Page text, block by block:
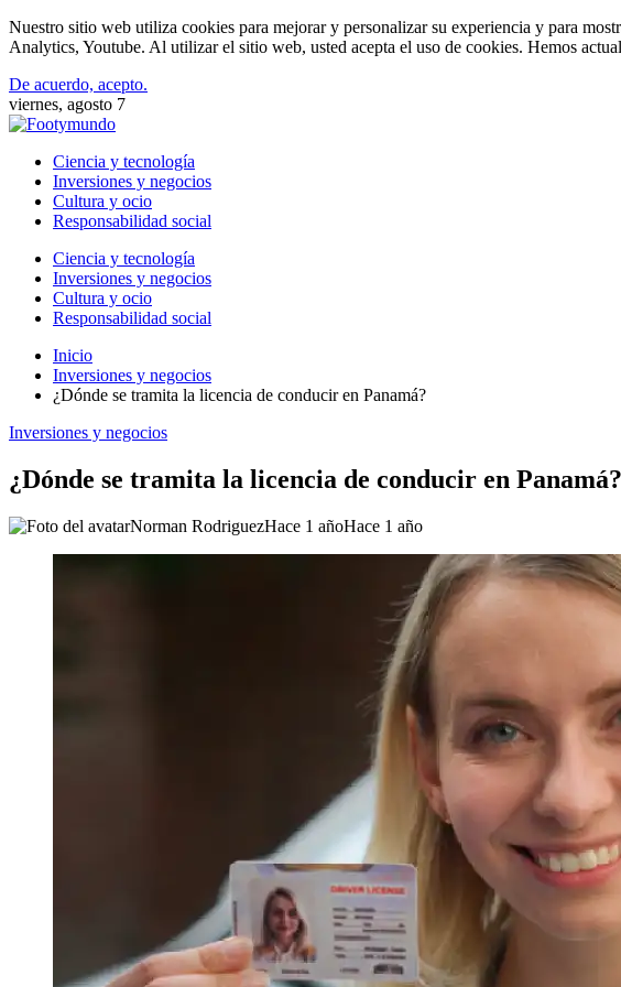
Nuestro sitio web utiliza cookies para mejorar y personalizar su experiencia y para
Analytics, Youtube. Al utilizar el sitio web, usted acepta el uso de cookies. Hemos
De acuerdo, acepto.
viernes, agosto 7
Ciencia y tecnología
Inversiones y negocios
Cultura y ocio
Responsabilidad social
Ciencia y tecnología
Inversiones y negocios
Cultura y ocio
Responsabilidad social
Inicio
Inversiones y negocios
¿Dónde se tramita la licencia de conducir en Panamá?
Inversiones y negocios
¿Dónde se tramita la licencia de conducir en Panamá?
Norman RodriguezHace 1 añoHace 1 año